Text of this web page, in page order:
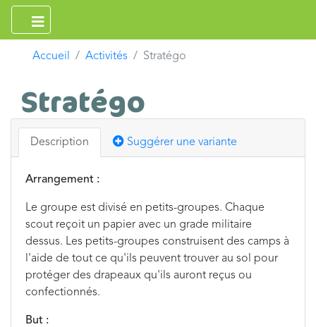
Accueil Activités Stratégo
Stratégo
Description Suggérer une variante
Arrangement :
Le groupe est divisé en petits-groupes. Chaque
scout reçoit un papier avec un grade militaire
dessus. Les petits-groupes construisent des camps à
l'aide de tout ce qu'ils peuvent trouver au sol pour
protéger des drapeaux qu'ils auront reçus ou
confectionnés.
But :